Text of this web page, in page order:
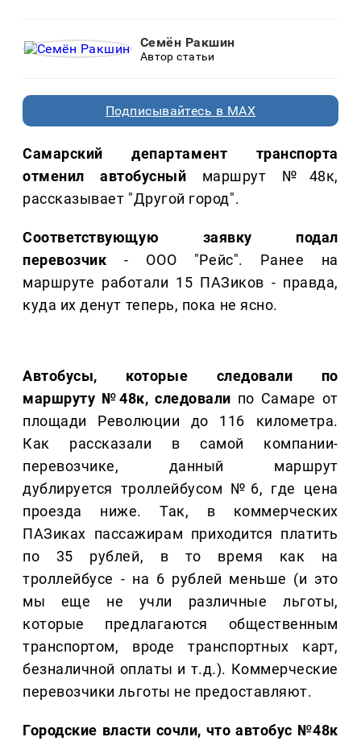
Семён Ракшин
Автор статьи
Подписывайтесь в MAX
Самарский департамент транспорта
отменил автобусный маршрут №48к,
рассказывает "Другой город".
Соответствующую заявку подал
перевозчик - ООО "Рейс". Ранее на
маршруте работали 15 ПАЗиков - правда,
куда их денут теперь, пока не ясно.
Автобусы, которые следовали по
маршруту №48к, следовали по Самаре от
площади Революции до 116 километра.
Как рассказали в самой компании-
перевозчике, данный маршрут
дублируется троллейбусом №6, где цена
проезда ниже. Так, в коммерческих
ПАЗиках пассажирам приходится платить
по 35 рублей, в то время как на
троллейбусе - на 6 рублей меньше (и это
мы еще не учли различные льготы,
которые предлагаются общественным
транспортом, вроде транспортных карт,
безналичной оплаты и т.д.). Коммерческие
перевозчики льготы не предоставляют.
Городские власти сочли, что автобус №48к